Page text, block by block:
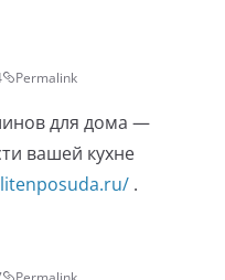
Permalink
для дома —
вашей кухне
.